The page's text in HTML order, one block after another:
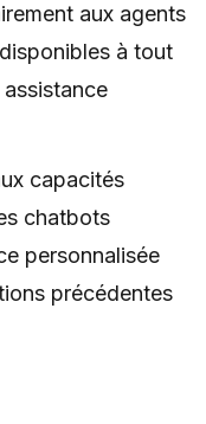
aux agents
à tout
capacités
chatbots
personnalisée
précédentes